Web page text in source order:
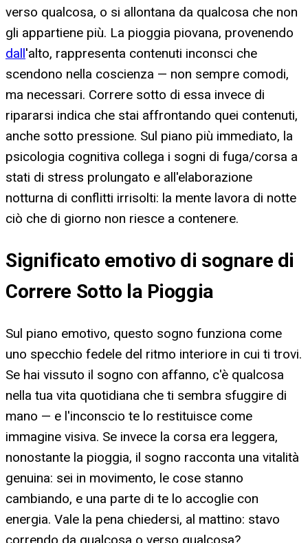
verso qualcosa, o si allontana da qualcosa che non
gli appartiene più. La pioggia piovana, provenendo
dall'alto, rappresenta contenuti inconsci che
scendono nella coscienza — non sempre comodi,
ma necessari. Correre sotto di essa invece di
ripararsi indica che stai affrontando quei contenuti,
anche sotto pressione. Sul piano più immediato, la
psicologia cognitiva collega i sogni di fuga/corsa a
stati di stress prolungato e all'elaborazione
notturna di conflitti irrisolti: la mente lavora di notte
ciò che di giorno non riesce a contenere.
Significato emotivo di sognare di
Correre Sotto la Pioggia
Sul piano emotivo, questo sogno funziona come
uno specchio fedele del ritmo interiore in cui ti trovi.
Se hai vissuto il sogno con affanno, c'è qualcosa
nella tua vita quotidiana che ti sembra sfuggire di
mano — e l'inconscio te lo restituisce come
immagine visiva. Se invece la corsa era leggera,
nonostante la pioggia, il sogno racconta una vitalità
genuina: sei in movimento, le cose stanno
cambiando, e una parte di te lo accoglie con
energia. Vale la pena chiedersi, al mattino: stavo
correndo da qualcosa o verso qualcosa?